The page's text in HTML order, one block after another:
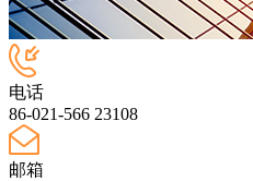
电话
86-021-566 23108
邮箱